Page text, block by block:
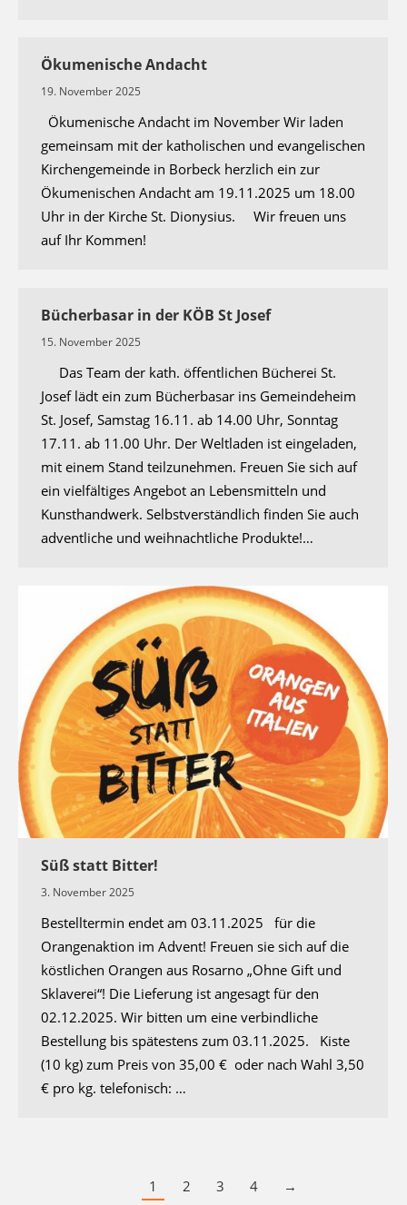
Ökumenische Andacht
19. November 2025
Ökumenische Andacht im November Wir laden
gemeinsam mit der katholischen und evangelischen
Kirchengemeinde in Borbeck herzlich ein zur
Ökumenischen Andacht am 19.11.2025 um 18.00
Uhr in der Kirche St. Dionysius. Wir freuen uns
auf Ihr Kommen!
Bücherbasar in der KÖB St Josef
15. November 2025
Das Team der kath. öffentlichen Bücherei St.
Josef lädt ein zum Bücherbasar ins Gemeindeheim
St. Josef, Samstag 16.11. ab 14.00 Uhr, Sonntag
17.11. ab 11.00 Uhr. Der Weltladen ist eingeladen,
mit einem Stand teilzunehmen. Freuen Sie sich auf
ein vielfältiges Angebot an Lebensmitteln und
Kunsthandwerk. Selbstverständlich finden Sie auch
adventliche und weihnachtliche Produkte!…
Süß statt Bitter!
3. November 2025
Bestelltermin endet am 03.11.2025 für die
Orangenaktion im Advent! Freuen sie sich auf die
köstlichen Orangen aus Rosarno „Ohne Gift und
Sklaverei“! Die Lieferung ist angesagt für den
02.12.2025. Wir bitten um eine verbindliche
Bestellung bis spätestens zum 03.11.2025. Kiste
(10 kg) zum Preis von 35,00 € oder nach Wahl 3,50
€ pro kg. telefonisch: …
1 2 3 4 →